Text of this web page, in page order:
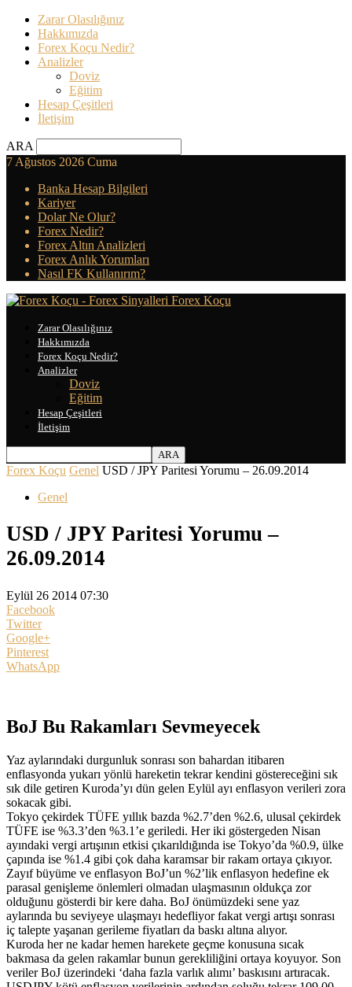
Zarar Olasılığınız
Hakkımızda
Forex Koçu Nedir?
Analizler
Doviz
Eğitim
Hesap Çeşitleri
İletişim
ARA
7 Ağustos 2026 Cuma
Banka Hesap Bilgileri
Kariyer
Dolar Ne Olur?
Forex Nedir?
Forex Altın Analizleri
Forex Anlık Yorumları
Nasıl FK Kullanırım?
Forex Koçu
Zarar Olasılığınız
Hakkımızda
Forex Koçu Nedir?
Analizler
Doviz
Eğitim
Hesap Çeşitleri
İletişim
Forex Koçu Genel USD / JPY Paritesi Yorumu – 26.09.2014
Genel
USD / JPY Paritesi Yorumu –
26.09.2014
Eylül 26 2014 07:30
Facebook
Twitter
Google+
Pinterest
WhatsApp
BoJ Bu Rakamları Sevmeyecek
Yaz aylarındaki durgunluk sonrası son bahardan itibaren
enflasyonda yukarı yönlü hareketin tekrar kendini göstereceğini sık
sık dile getiren Kuroda’yı dün gelen Eylül ayı enflasyon verileri zora
sokacak gibi.
Tokyo çekirdek TÜFE yıllık bazda %2.7’den %2.6, ulusal çekirdek
TÜFE ise %3.3’den %3.1’e geriledi. Her iki göstergeden Nisan
ayındaki vergi artışının etkisi çıkarıldığında ise Tokyo’da %0.9, ülke
çapında ise %1.4 gibi çok daha karamsar bir rakam ortaya çıkıyor.
Zayıf büyüme ve enflasyon BoJ’un %2’lik enflasyon hedefine ek
parasal genişleme önlemleri olmadan ulaşmasının oldukça zor
olduğunu gösterdi bir kere daha. BoJ önümüzdeki sene yaz
aylarında bu seviyeye ulaşmayı hedefliyor fakat vergi artışı sonrası
iç talepte yaşanan gerileme fiyatları da baskı altına alıyor.
Kuroda her ne kadar hemen harekete geçme konusuna sıcak
bakmasa da gelen rakamlar bunun gerekliliğini ortaya koyuyor. Son
veriler BoJ üzerindeki ‘daha fazla varlık alımı’ baskısını artıracak.